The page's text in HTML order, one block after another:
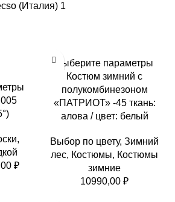
(Италия) 1
,
₽Текущая
Выберите параметры
Костюм зимний с
полукомбинезоном
«ПАТРИОТ» -45 ткань:
алова / цвет: белый
Выбор по цвету, Зимний
лес, Костюмы, Костюмы
зимние
10990,00 ₽